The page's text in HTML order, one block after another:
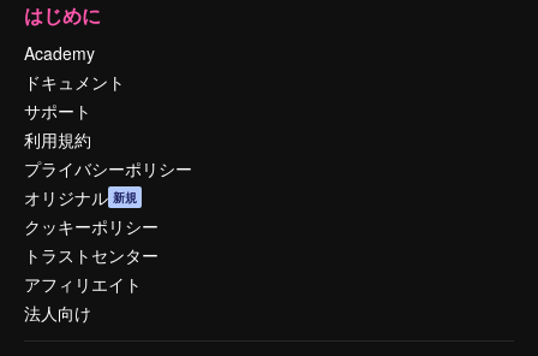
はじめに
Academy
ドキュメント
サポート
利用規約
プライバシーポリシー
オリジナル 新規
クッキーポリシー
トラストセンター
アフィリエイト
法人向け